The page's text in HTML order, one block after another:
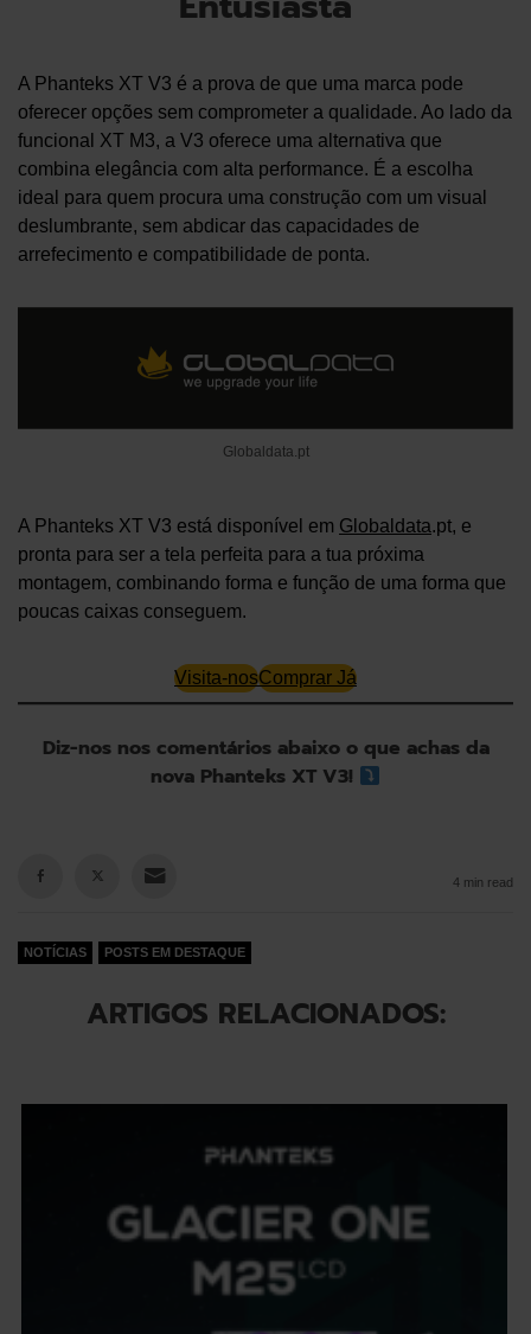
A Phanteks XT V3 é a prova de que uma marca pode
oferecer opções sem comprometer a qualidade. Ao lado da
funcional XT M3, a V3 oferece uma alternativa que
combina elegância com alta performance. É a escolha
ideal para quem procura uma construção com um visual
deslumbrante, sem abdicar das capacidades de
arrefecimento e compatibilidade de ponta.
Globaldata.pt
A Phanteks XT V3 está disponível em Globaldata.pt, e
pronta para ser a tela perfeita para a tua próxima
montagem, combinando forma e função de uma forma que
poucas caixas conseguem.
Visita-nosComprar Já
Diz-nos nos comentários abaixo o que achas da
nova Phanteks XT V3!
4 min read
NOTÍCIAS POSTS EM DESTAQUE
ARTIGOS RELACIONADOS: